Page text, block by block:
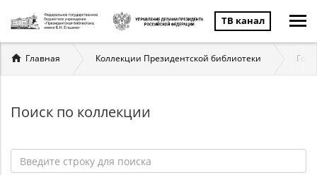
ТВ канал
Вы
здесь
Главная Коллекции Президентской библиотеки
Поиск по коллекции